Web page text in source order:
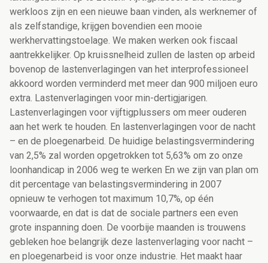
werkloos zijn en een nieuwe baan vinden, als werknemer of
als zelfstandige, krijgen bovendien een mooie
werkhervattingstoelage. We maken werken ook fiscaal
aantrekkelijker. Op kruissnelheid zullen de lasten op arbeid
bovenop de lastenverlagingen van het interprofessioneel
akkoord worden verminderd met meer dan 900 miljoen euro
extra. Lastenverlagingen voor min-dertigjarigen.
Lastenverlagingen voor vijftigplussers om meer ouderen
aan het werk te houden. En lastenverlagingen voor de nacht
– en de ploegenarbeid. De huidige belastingsvermindering
van 2,5% zal worden opgetrokken tot 5,63% om zo onze
loonhandicap in 2006 weg te werken En we zijn van plan om
dit percentage van belastingsvermindering in 2007
opnieuw te verhogen tot maximum 10,7%, op één
voorwaarde, en dat is dat de sociale partners een even
grote inspanning doen. De voorbije maanden is trouwens
gebleken hoe belangrijk deze lastenverlaging voor nacht –
en ploegenarbeid is voor onze industrie. Het maakt haar